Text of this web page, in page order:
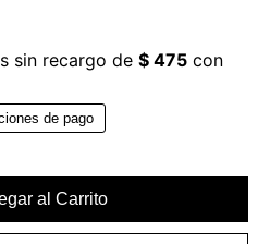
sin recargo de $ 475 con
de pago
al Carrito